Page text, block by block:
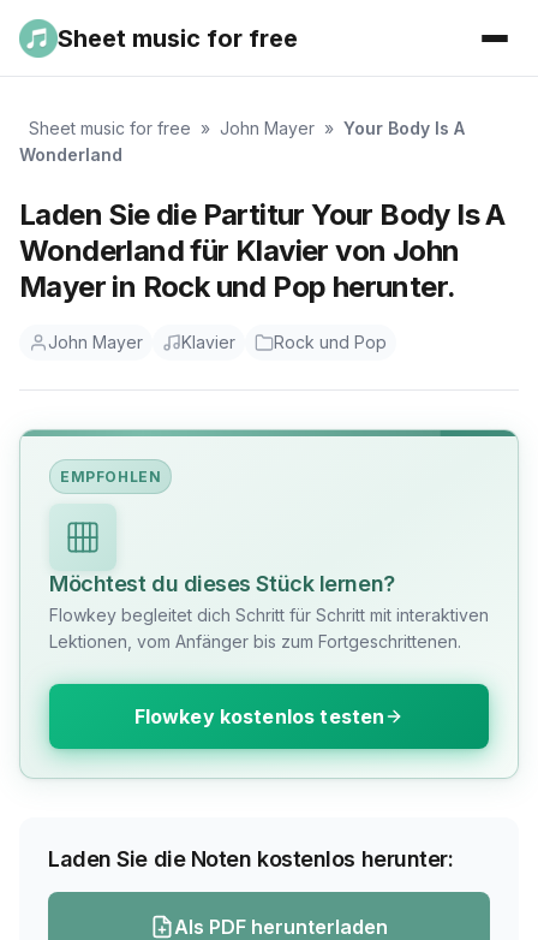
Sheet music for free
Sheet music for free » John Mayer » Your Body Is A
Wonderland
Laden Sie die Partitur Your Body Is A
Wonderland für Klavier von John
Mayer in Rock und Pop herunter.
John Mayer Klavier Rock und Pop
EMPFOHLEN
Möchtest du dieses Stück lernen?
Flowkey begleitet dich Schritt für Schritt mit interaktiven
Lektionen, vom Anfänger bis zum Fortgeschrittenen.
Flowkey kostenlos testen
Laden Sie die Noten kostenlos herunter:
Als PDF herunterladen